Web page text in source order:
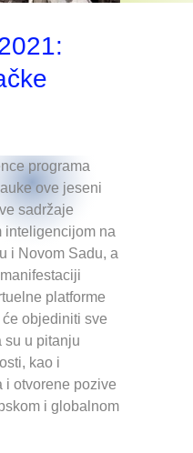
programa
ove jeseni
sadržaje
inteligencijom na
i Novom Sadu, a
platforme
objediniti sve
su u pitanju
kao i
i otvorene pozive
i globalnom